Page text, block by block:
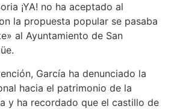
¡YA! no ha aceptado al
la propuesta popular se pasaba
al Ayuntamiento de San
García ha denunciado la
hacia el patrimonio de la
y ha recordado que el castillo de